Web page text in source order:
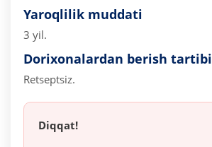
Yaroqlilik muddati
3 yil.
Dorixonalardan berish tartibi
Retseptsiz.
Diqqat!